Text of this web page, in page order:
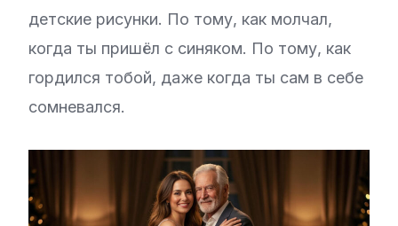
детские рисунки. По тому, как молчал,
когда ты пришёл с синяком. По тому, как
гордился тобой, даже когда ты сам в себе
сомневался.